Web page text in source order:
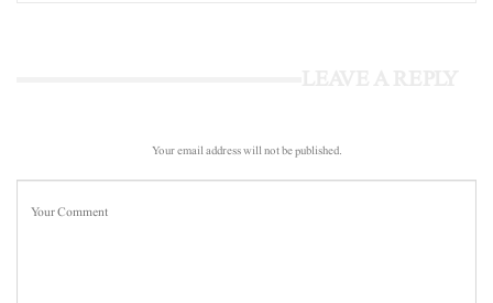
Your email address will not be published.